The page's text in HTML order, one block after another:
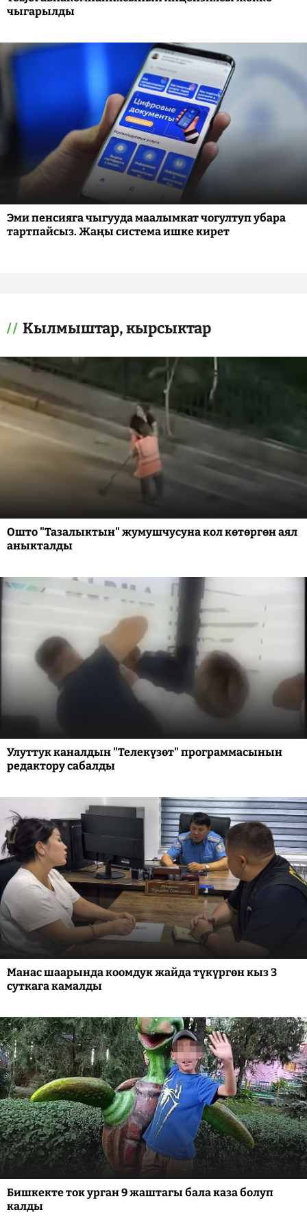
чыгарылды
Эми пенсияга чыгууда маалымкат чогултуп убара
тартпайсыз. Жаңы система ишке кирет
Кылмыштар, кырсыктар
Ошто "Тазалыктын" жумушчусуна кол көтөргөн аял
аныкталды
Улуттук каналдын "Телекүзөт" программасынын
редактору сабалды
Манас шаарында коомдук жайда түкүргөн кыз 3
суткага камалды
Бишкекте ток урган 9 жаштагы бала каза болуп
калды